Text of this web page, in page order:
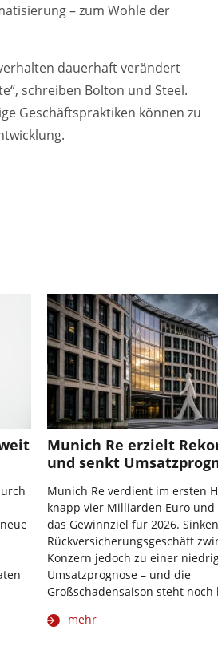
– zum Wohle der
dauerhaft verändert
schreiben Bolton und Steel.
Geschäftspraktiken können zu
Munich Re erzielt
und senkt
Munich Re verdient im ersten
knapp vier Milliarden Euro
das Gewinnziel für 2026.
Rückversicherungsgeschäft
Konzern jedoch zu einer
Umsatzprognose – und die
Großschadensaison steht noch
mehr